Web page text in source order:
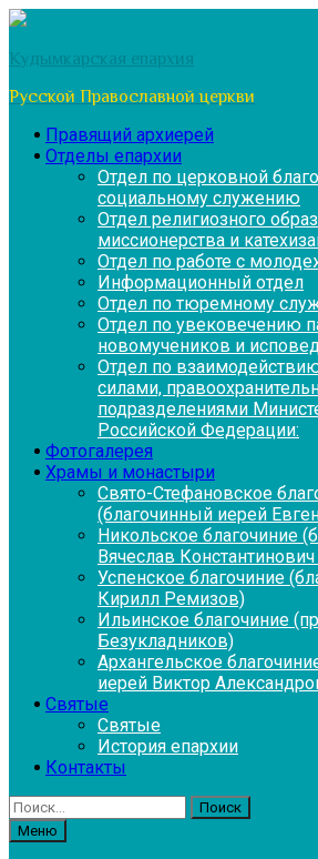
Перейти
содержимому
Кудымкарская епархия
Русской Православной церкви
Правящий архиерей
Отделы епархии
Отдел по церковной
социальному служению
Отдел религиозного
миссионерства и
Отдел по работе с
Информационный отдел
Отдел по тюремному
Отдел по увековечению
новомучеников и
Отдел по
силами,
подразделениями
Российской Федерации:
Фотогалерея
Храмы и монастыри
Свято-Стефановское
(благочинный иерей
Никольское благочиние
Вячеслав
Успенское благочиние
Кирилл Ремизов)
Ильинское благочиние
Безукладников)
Архангельское
иерей Виктор
Святые
Святые
История епархии
Контакты
Найти:
Меню